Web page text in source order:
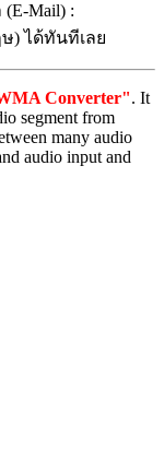
Mail) :
ษ) ได้ทันทีเลย
Converter". It
segment from
many audio
audio input and